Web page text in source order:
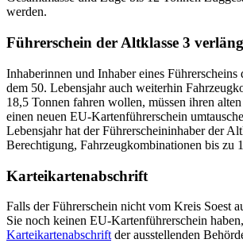
werden.
Führerschein der Altklasse 3
Inhaberinnen und Inhaber eines Führerscheins
dem 50. Lebensjahr auch weiterhin
18,5 Tonnen fahren wollen, müssen ihren
einen neuen EU-Kartenführerschein
Lebensjahr hat der Führerscheininhaber der
Berechtigung, Fahrzeugkombinationen bis zu
Karteikartenabschrift
Falls der Führerschein nicht vom Kreis Soest
Sie noch keinen EU-Kartenführerschein
Karteikartenabschrift der ausstellenden